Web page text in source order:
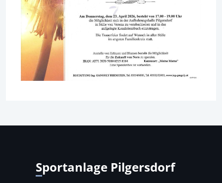
Sportanlage Pilgersdorf